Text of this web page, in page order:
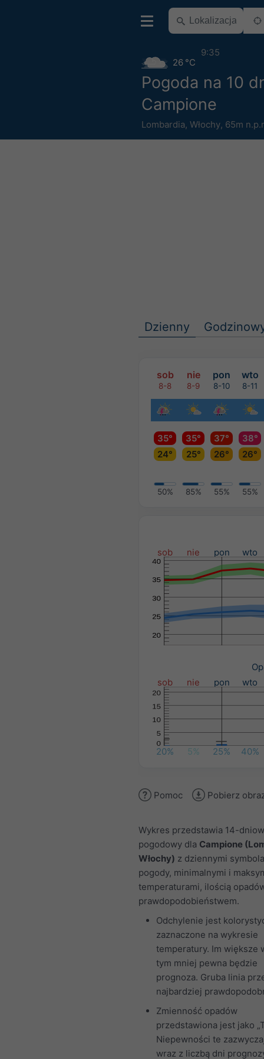
Pogoda na 10
Campione
Lombardia, Włochy, 65m
26 °C
9:35
Dzienny
sob nie pon wto
8-8 8-9 8-10 8-11
35° 35° 37°
38°
24°
25° 26° 26°
50% 85% 55% 55%
sob nie pon wto
sob
nie pon wto
20% 5% 25% 40%
Pomoc Pobierz
Wykres przedstawia 14-
pogodowy dla Campione
Włochy) z dziennymi
pogody, minimalnymi i
temperaturami, ilością
prawdopodobieństwem.
Odchylenie jest
zaznaczone na wykresie
temperatury. Im większe
tym mniej pewna będzie
prognoza. Gruba linia
najbardziej
Zmienność opadów
przedstawiona jest jako
Niepewności te
wraz z liczbą dni